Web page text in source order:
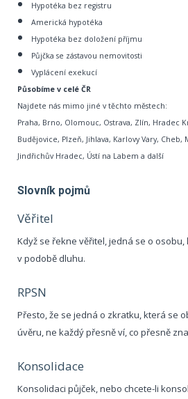
Hypotéka bez registru
Americká hypotéka
Hypotéka bez doložení příjmu
Půjčka se zástavou nemovitosti
Vyplácení exekucí
Působíme v celé ČR
Najdete nás mimo jiné v těchto městech:
Praha, Brno, Olomouc, Ostrava, Zlín, Hradec
Budějovice, Plzeň, Jihlava, Karlovy Vary, Cheb,
Jindřichův Hradec, Ústí na Labem a další
Slovník pojmů
Věřitel
Když se řekne věřitel, jedná se o
v podobě dluhu.
RPSN
Přesto, že se jedná o zkratku, která se
úvěru, ne každý přesně ví, co přesně
Konsolidace
Konsolidaci půjček, nebo chcete-li